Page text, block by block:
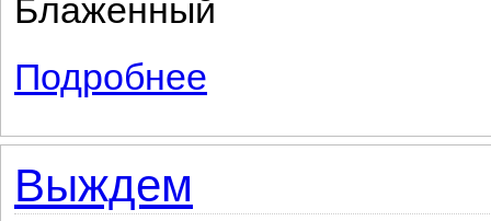
Блаженный
Подробнее
Выждем